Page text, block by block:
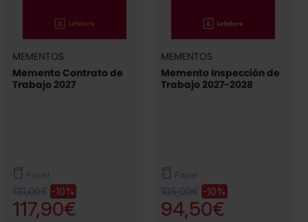
MEMENTOS
Memento Contrato de
Trabajo 2027
Papel
131,00€ -10%
117,90€
MEMENTOS
Memento Inspección de
Trabajo 2027-2028
Papel
105,00€ -10%
94,50€